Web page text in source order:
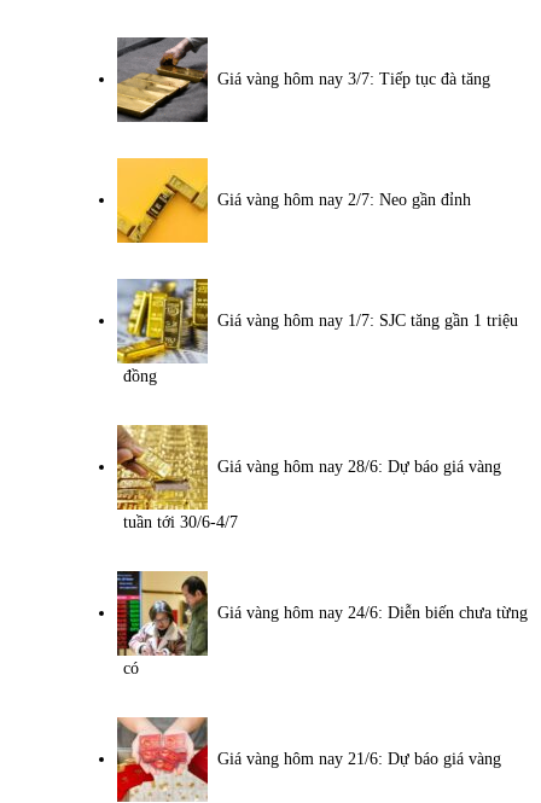
Giá vàng hôm nay 3/7: Tiếp tục đà tăng
Giá vàng hôm nay 2/7: Neo gần đỉnh
Giá vàng hôm nay 1/7: SJC tăng gần 1 triệu
đồng
Giá vàng hôm nay 28/6: Dự báo giá vàng
tuần tới 30/6-4/7
Giá vàng hôm nay 24/6: Diễn biến chưa từng
có
Giá vàng hôm nay 21/6: Dự báo giá vàng